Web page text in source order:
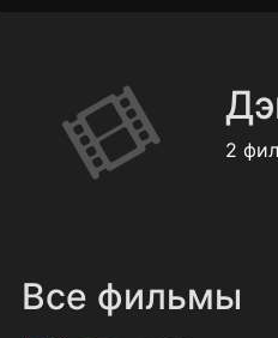
2
Все фильмы
на ТВ